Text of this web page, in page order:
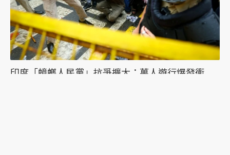
印度「蟑螂人民黨」抗爭擴大：萬人遊行爆發衝